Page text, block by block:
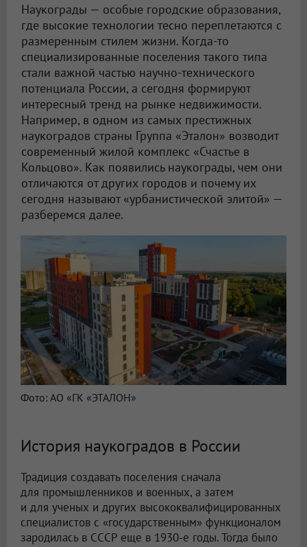
Наукограды — особые городские образования,
где высокие технологии тесно переплетаются с
размеренным стилем жизни. Когда-то
специализированные поселения такого типа
стали важной частью научно-технического
потенциала России, а сегодня формируют
интересный тренд на рынке недвижимости.
Например, в одном из самых престижных
наукоградов страны Группа «Эталон» возводит
современный жилой комплекс «Счастье в
Кольцово». Как появились наукограды, чем они
отличаются от других городов и почему их
сегодня называют «урбанистической элитой» —
разберемся далее.
Фото: АО «ГК «ЭТАЛОН»
История наукоградов в России
Традиция создавать поселения сначала
для промышленников и военных, а затем
и для ученых и других высококвалифицированных
специалистов с «государственным» функционалом
зародилась в СССР еще в 1930-е годы. Тогда было